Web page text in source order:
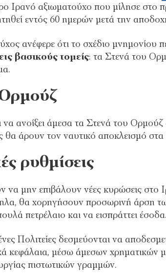
Ιρανό αξιωματούχο που μίλησε στο
εντός 60 ημερών μετά την
ανέφερε ότι το σχέδιο μνημονίου
βασικούς τομείς: τα Στενά του
να ανοίξει άμεσα τα Στενά του
θα άρουν τον ναυτικό αποκλεισμό στα
ρυθμίσεις
μην επιβάλουν νέες κυρώσεις στο
θα χορηγήσουν προσωρινή άρση
πετρέλαιο και να εισπράττει
Πολιτείες δεσμεύονται να
κεφάλαια, μέσω άμεσων χρηματικών
πιστωτικών γραμμών.